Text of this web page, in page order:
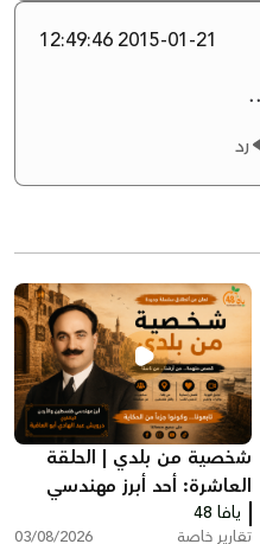
2015-01-21 12:49:46
رد
شخصية من بلدي | الحلقة
العاشرة: أحد أبرز مهندسي
يافا 48
تقارير خاصة 03/08/2026